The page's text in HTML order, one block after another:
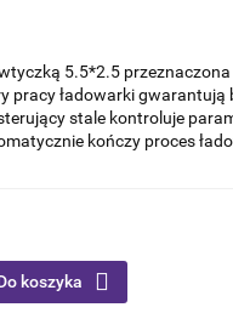
5.5*2.5
pracy ładowarki
stale kontroluje
kończy proces
koszyka